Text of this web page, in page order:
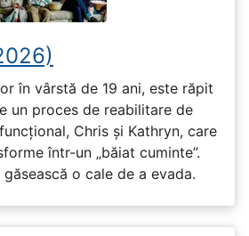
în vârstă de 19 ani, este răpit
un proces de reabilitare de
Chris și Kathryn, care
într-un „băiat cuminte”.
o cale de a evada.